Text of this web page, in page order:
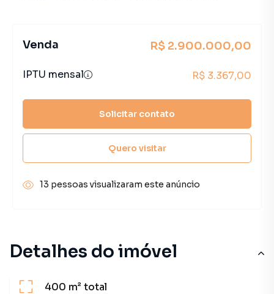
Detalhes do imóvel
400 m²total
Venda R$ 2.900.000,00
IPTU mensal R$ 3.367,00
Solicitar contato
Quero visitar
13 pessoas visualizaram este anúncio